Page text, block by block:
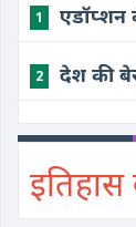
1 एडॉप्शन
2 देश की